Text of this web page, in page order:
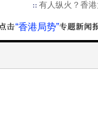
有人纵火？香
“香港局势”